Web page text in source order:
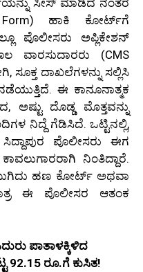
ಸೀಸ್ ಮಾಡಿದ ನಂತರ
ಹಾಕಿ ಕೋರ್ಟ್‌ಗೆ
ಪೊಲೀಸರು ಅಪ್ಲಿಕೇಶನ್
ವಾರಸುದಾರರು (CMS
ದಾಖಲೆಗಳನ್ನು ಸಲ್ಲಿಸಿ
ಈ ಕಾನೂನಾತ್ಮಕ
ಅಷ್ಟು ದೊಡ್ಡ ಮೊತ್ತವನ್ನು
ನಿದ್ದೆ ಗೆಡಿಸಿದೆ. ಒಟ್ಟಿನಲ್ಲಿ,
ಪೊಲೀಸರು ಈಗ
ನಿಂತಿದ್ದಾರೆ.
ಹಣ ಕೋರ್ಟ್ ಅಥವಾ
ಈ ಪೊಲೀಸರ ಆತಂಕ
ಪಾತಾಳಕ್ಕಿಳಿದ
92.15 ರೂ.ಗೆ ಕುಸಿತ!